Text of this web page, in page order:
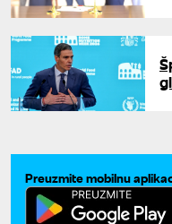
Preuzmite mobilnu